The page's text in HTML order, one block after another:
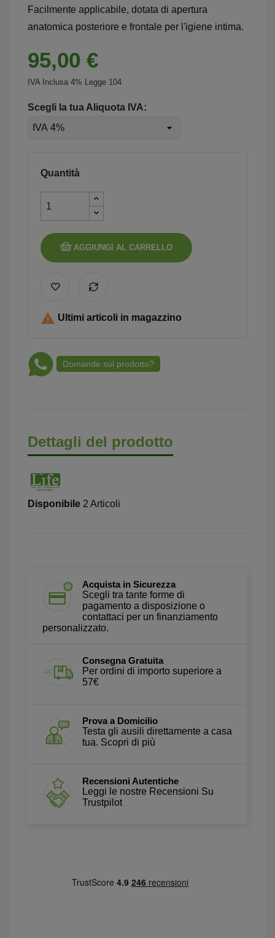
Facilmente applicabile, dotata di apertura
anatomica posteriore e frontale per l'igiene intima.
95,00 €
IVA Inclusa 4% Legge 104
Scegli la tua Aliquota IVA:
Quantità
AGGIUNGI AL CARRELLO
 Ultimi articoli in magazzino
Domande sul prodotto?
Dettagli del prodotto
Disponibile 2 Articoli
Acquista in Sicurezza
Scegli tra tante forme di
pagamento a disposizione o
contattaci per un finanziamento
personalizzato.
Consegna Gratuita
Per ordini di importo superiore a
57€
Prova a Domicilio
Testa gli ausili direttamente a casa
tua. Scopri di più
Recensioni Autentiche
Leggi le nostre Recensioni Su
Trustpilot